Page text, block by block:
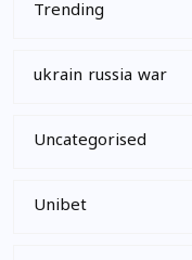
Trending
ukrain russia war
Uncategorised
Unibet